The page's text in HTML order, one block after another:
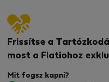
Frissítse a
most a Flatiohoz
Mit fogsz kapni?